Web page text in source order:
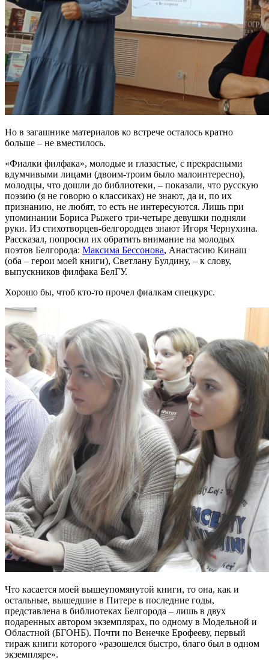
Но в загашнике материалов ко встрече осталось кратно
больше – не вместилось.
«Фиалки филфака», молодые и глазастые, с прекрасными
вдумчивыми лицами (двоим-троим было малоинтересно),
молодцы, что дошли до библиотеки, – показали, что русскую
поэзию (я не говорю о классиках) не знают, да и, по их
признанию, не любят, то есть не интересуются. Лишь при
упоминании Бориса Рыжего три-четыре девушки подняли
руки. Из стихотворцев-белгородцев знают Игоря Чернухина.
Рассказал, попросил их обратить внимание на молодых
поэтов Белгорода: Максима Бессонова, Анастасию Кинаш
(оба – герои моей книги), Светлану Булдину, – к слову,
выпускников филфака БелГУ.
Хорошо бы, чтоб кто-то прочел фиалкам спецкурс.
Что касается моей вышеупомянутой книги, то она, как и
остальные, вышедшие в Питере в последние годы,
представлена в библиотеках Белгорода – лишь в двух
подаренных автором экземплярах, по одному в Модельной и
Областной (БГОНБ). Почти по Венечке Ерофееву, первый
тираж книги которого «разошелся быстро, благо был в одном
экземпляре».